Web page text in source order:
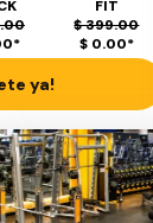
*
FIT
$ 399.00
$ 0.00*
ya!